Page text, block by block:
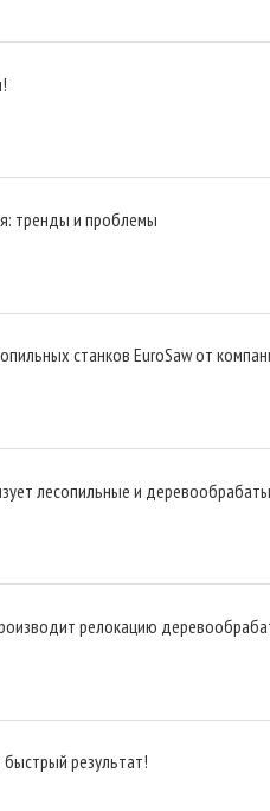
тренды и проблемы
станков EuroSaw от
лесопильные и
релокацию
результат!